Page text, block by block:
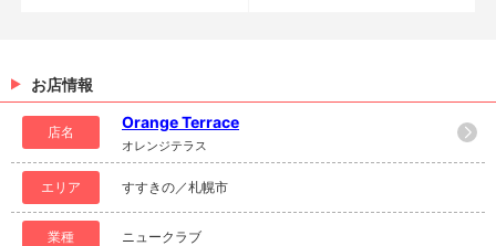
お店情報
店名
Orange Terrace
オレンジテラス
エリア すすきの／札幌市
業種 ニュークラブ